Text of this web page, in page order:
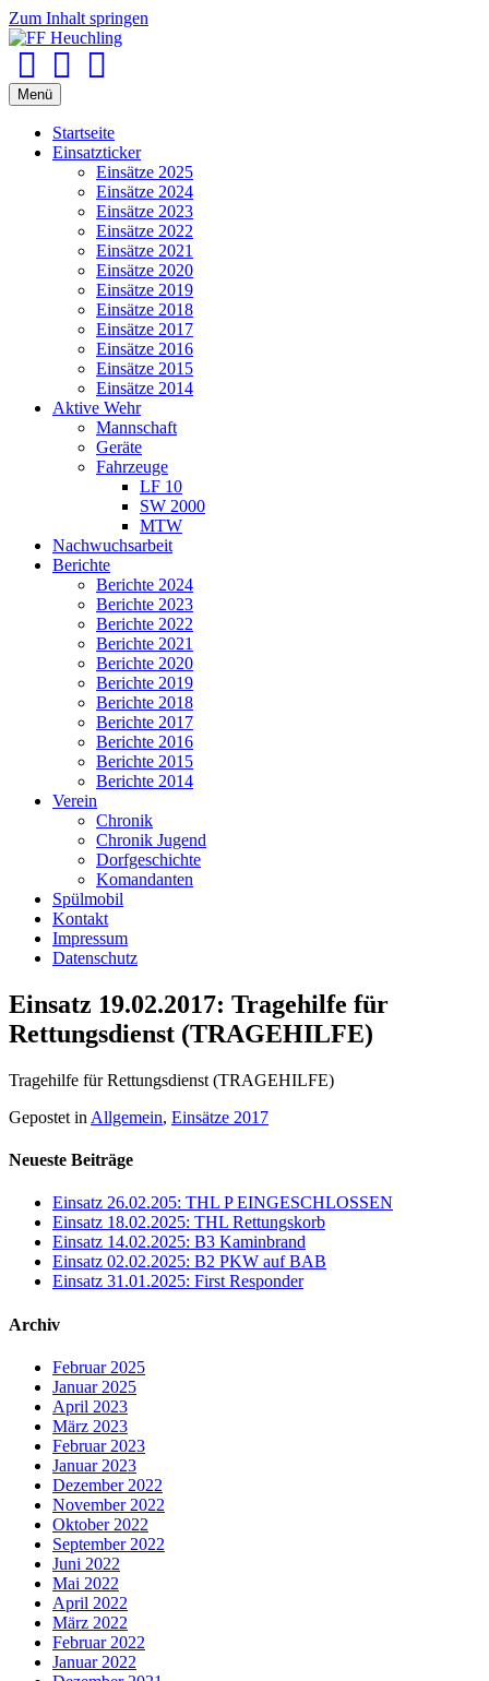
Zum Inhalt springen
Menü
Startseite
Einsatzticker
Einsätze 2025
Einsätze 2024
Einsätze 2023
Einsätze 2022
Einsätze 2021
Einsätze 2020
Einsätze 2019
Einsätze 2018
Einsätze 2017
Einsätze 2016
Einsätze 2015
Einsätze 2014
Aktive Wehr
Mannschaft
Geräte
Fahrzeuge
LF 10
SW 2000
MTW
Nachwuchsarbeit
Berichte
Berichte 2024
Berichte 2023
Berichte 2022
Berichte 2021
Berichte 2020
Berichte 2019
Berichte 2018
Berichte 2017
Berichte 2016
Berichte 2015
Berichte 2014
Verein
Chronik
Chronik Jugend
Dorfgeschichte
Komandanten
Spülmobil
Kontakt
Impressum
Datenschutz
Einsatz 19.02.2017: Tragehilfe für
Rettungsdienst (TRAGEHILFE)
Tragehilfe für Rettungsdienst (TRAGEHILFE)
Gepostet in Allgemein, Einsätze 2017
Neueste Beiträge
Einsatz 26.02.205: THL P EINGESCHLOSSEN
Einsatz 18.02.2025: THL Rettungskorb
Einsatz 14.02.2025: B3 Kaminbrand
Einsatz 02.02.2025: B2 PKW auf BAB
Einsatz 31.01.2025: First Responder
Archiv
Februar 2025
Januar 2025
April 2023
März 2023
Februar 2023
Januar 2023
Dezember 2022
November 2022
Oktober 2022
September 2022
Juni 2022
Mai 2022
April 2022
März 2022
Februar 2022
Januar 2022